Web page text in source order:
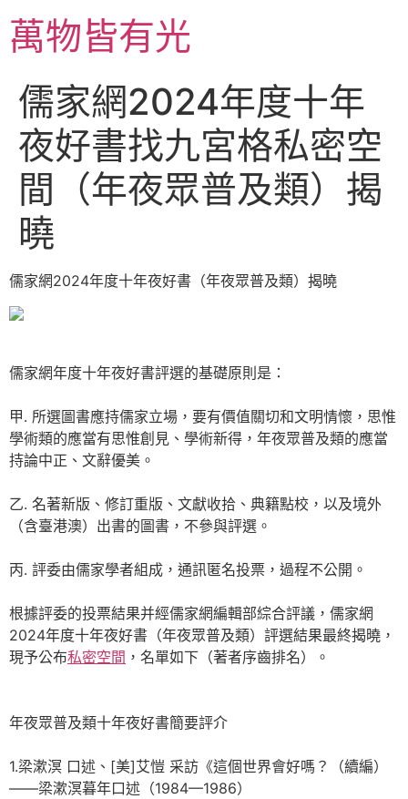
主萬物皆有光
儒家網2024年度十年
夜好書找九宮格私密空
間（年夜眾普及類）揭
曉
儒家網2024年度十年夜好書（年夜眾普及類）揭曉
儒家網年度十年夜好書評選的基礎原則是：
甲. 所選圖書應持儒家立場，要有價值關切和文明情懷，思惟
學術類的應當有思惟創見、學術新得，年夜眾普及類的應當
持論中正、文辭優美。
乙. 名著新版、修訂重版、文獻收拾、典籍點校，以及境外
（含臺港澳）出書的圖書，不參與評選。
丙. 評委由儒家學者組成，通訊匿名投票，過程不公開。
根據評委的投票結果并經儒家網編輯部綜合評議，儒家網
2024年度十年夜好書（年夜眾普及類）評選結果最終揭曉，
現予公布私密空間 ，名單如下（著者序齒排名）。
年夜眾普及類十年夜好書簡要評介
1.梁漱溟 口述、[美]艾愷 采訪《這個世界會好嗎？（續編）
——梁漱溟暮年口述（1984—1986）